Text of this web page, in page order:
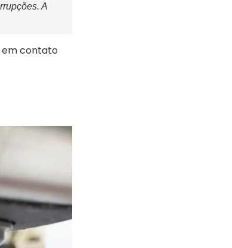
A
em contato